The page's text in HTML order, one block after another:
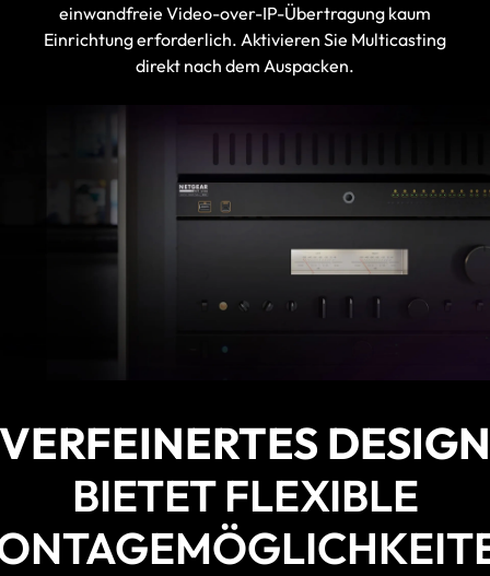
einwandfreie Video-over-IP-Übertragung kaum
Einrichtung erforderlich. Aktivieren Sie Multicasting
direkt nach dem Auspacken.
VERFEINERTES DESIGN
BIETET FLEXIBLE